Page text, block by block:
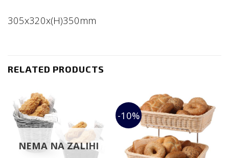
305x320x(H)350mm
RELATED PRODUCTS
NEMA NA ZALIHI
-10%